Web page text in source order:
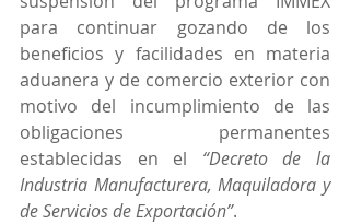
para continuar gozando de los
beneficios y facilidades en materia
aduanera y de comercio exterior con
motivo del incumplimiento de las
obligaciones permanentes
establecidas en el “Decreto de la
Industria Manufacturera, Maquiladora y
de Servicios de Exportación”.